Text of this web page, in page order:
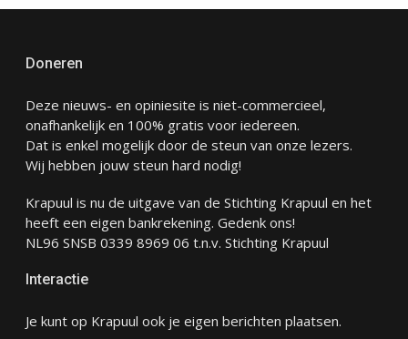
Doneren
Deze nieuws- en opiniesite is niet-commercieel,
onafhankelijk en 100% gratis voor iedereen.
Dat is enkel mogelijk door de steun van onze lezers.
Wij hebben jouw steun hard nodig!
Krapuul is nu de uitgave van de Stichting Krapuul en het
heeft een eigen bankrekening. Gedenk ons!
NL96 SNSB 0339 8969 06 t.n.v. Stichting Krapuul
Interactie
Je kunt op Krapuul ook je eigen berichten plaatsen.